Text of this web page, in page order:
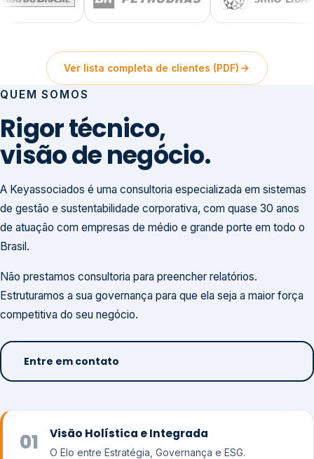
Ver lista completa de clientes (PDF)
QUEM SOMOS
Rigor técnico,
visão de negócio.
A Keyassociados é uma consultoria especializada em sistemas
de gestão e sustentabilidade corporativa, com quase 30 anos
de atuação com empresas de médio e grande porte em todo o
Brasil.
Não prestamos consultoria para preencher relatórios.
Estruturamos a sua governança para que ela seja a maior força
competitiva do seu negócio.
Entre em contato
01 Visão Holística e Integrada
O Elo entre Estratégia, Governança e ESG.